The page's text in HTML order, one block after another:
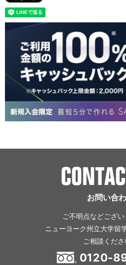
お問い合
ご不明点などござい
ニューヨーク州立大学留
ご相談くださ
0120-